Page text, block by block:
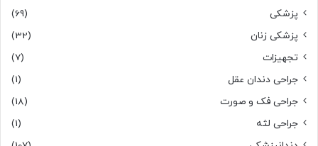
پزشکی
(69)
پزشکی زنان
(32)
تجهیزات
(7)
جراحی دندان عقل
(1)
جراحی فک و صورت
(18)
جراحی لثه
(1)